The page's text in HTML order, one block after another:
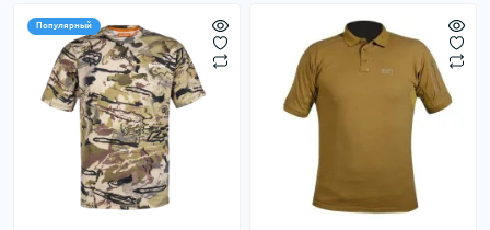
Популярный